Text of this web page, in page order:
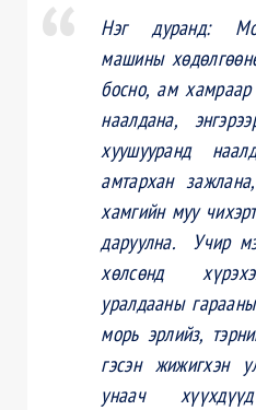
Нэг дуранд:
машины
босно, ам хамраар
наалдана,
хуушууранд
амтархан
хамгийн муу
даруулна. Учир
хөлсөнд
уралдааны
морь эрлийз,
гэсэн жижигхэн
унаач